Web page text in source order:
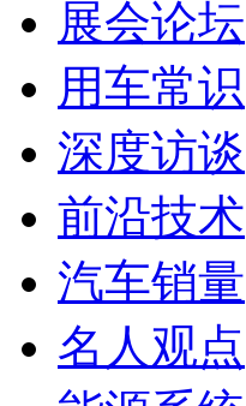
展会论坛
用车常识
深度访谈
前沿技术
汽车销量
名人观点